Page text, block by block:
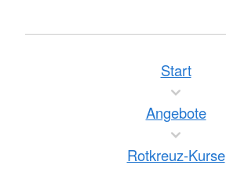
Start
Angebote
Rotkreuz-Kurse